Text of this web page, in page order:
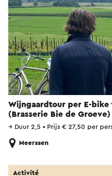
Wijngaardtour per E-bike
(Brasserie Bie de Groeve)
→ Duur 2,5 • Prijs € 27,50 per
Meerssen
Activité